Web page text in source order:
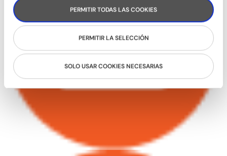
PERMITIR TODAS LAS COOKIES
PERMITIR LA SELECCIÓN
SOLO USAR COOKIES NECESARIAS